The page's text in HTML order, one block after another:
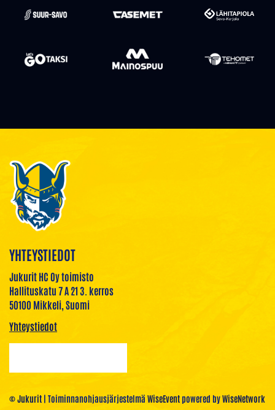
YHTEYSTIEDOT
Jukurit HC Oy toimisto
Hallituskatu 7 A 21 3. kerros
50100 Mikkeli, Suomi
Yhteystiedot
© Jukurit | Toiminnanohjausjärjestelmä WiseEventpowered byWiseNetwork